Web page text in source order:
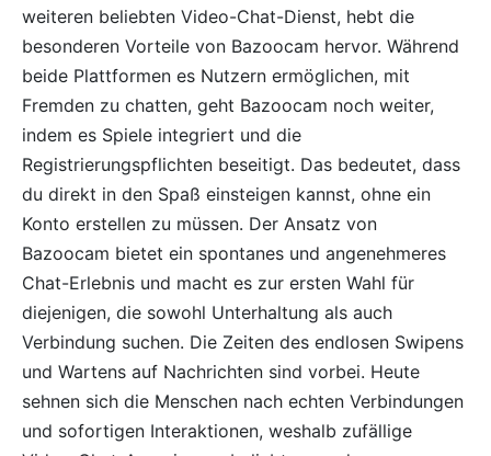
weiteren beliebten Video-Chat-Dienst, hebt die
besonderen Vorteile von Bazoocam hervor. Während
beide Plattformen es Nutzern ermöglichen, mit
Fremden zu chatten, geht Bazoocam noch weiter,
indem es Spiele integriert und die
Registrierungspflichten beseitigt. Das bedeutet, dass
du direkt in den Spaß einsteigen kannst, ohne ein
Konto erstellen zu müssen. Der Ansatz von
Bazoocam bietet ein spontanes und angenehmeres
Chat-Erlebnis und macht es zur ersten Wahl für
diejenigen, die sowohl Unterhaltung als auch
Verbindung suchen. Die Zeiten des endlosen Swipens
und Wartens auf Nachrichten sind vorbei. Heute
sehnen sich die Menschen nach echten Verbindungen
und sofortigen Interaktionen, weshalb zufällige